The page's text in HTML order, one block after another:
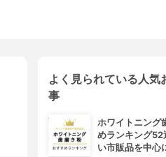
よく見られている人気
事
ホワイトニング
めランキング52
い市販品を中心